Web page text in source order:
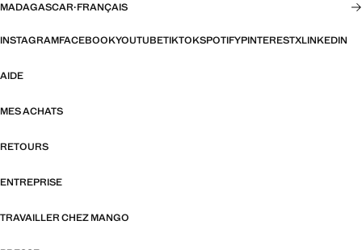
MADAGASCAR·FRANÇAIS
INSTAGRAMFACEBOOKYOUTUBETIKTOKSPOTIFYPINTERESTXLINKEDIN
AIDE
MES ACHATS
RETOURS
ENTREPRISE
TRAVAILLER CHEZ MANGO